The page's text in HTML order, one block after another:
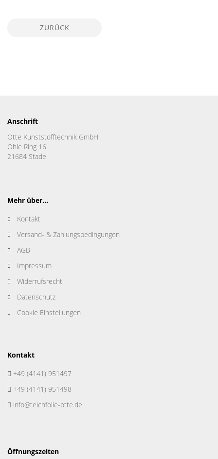
ZURÜCK
Anschrift
Otte Kunststofftechnik GmbH
Ohle Ring 16
21684 Stade
Mehr über...
Kontakt
Versand- & Zahlungsbedingungen
AGB
Impressum
Widerrufsrecht
Datenschutz
Cookie Einstellungen
Kontakt
+49 (4141) 951497
+49 (4141) 951498
info@teichfolie-otte.de
Öffnungszeiten